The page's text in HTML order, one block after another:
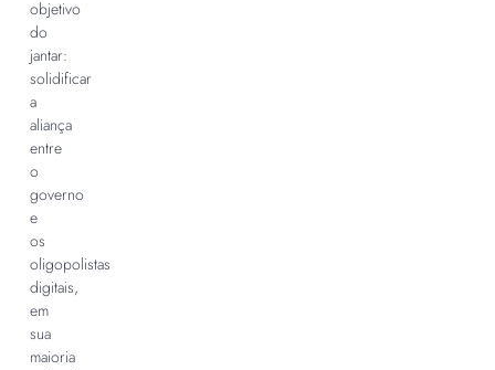
objetivo
do
jantar:
solidificar
a
aliança
entre
o
governo
e
os
oligopolistas
digitais,
em
sua
maioria